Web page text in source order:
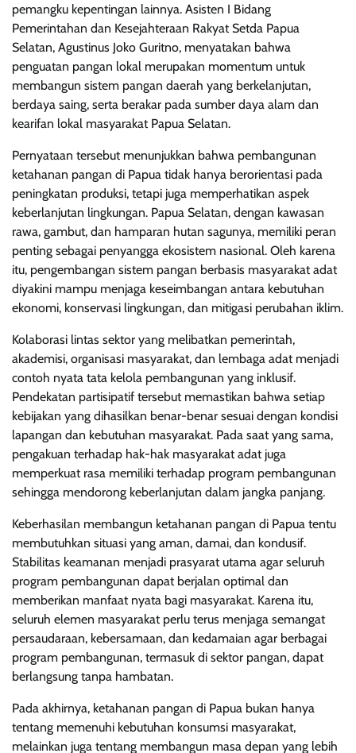
pemangku kepentingan lainnya. Asisten I Bidang
Pemerintahan dan Kesejahteraan Rakyat Setda Papua
Selatan, Agustinus Joko Guritno, menyatakan bahwa
penguatan pangan lokal merupakan momentum untuk
membangun sistem pangan daerah yang berkelanjutan,
berdaya saing, serta berakar pada sumber daya alam dan
kearifan lokal masyarakat Papua Selatan.
Pernyataan tersebut menunjukkan bahwa pembangunan
ketahanan pangan di Papua tidak hanya berorientasi pada
peningkatan produksi, tetapi juga memperhatikan aspek
keberlanjutan lingkungan. Papua Selatan, dengan kawasan
rawa, gambut, dan hamparan hutan sagunya, memiliki peran
penting sebagai penyangga ekosistem nasional. Oleh karena
itu, pengembangan sistem pangan berbasis masyarakat adat
diyakini mampu menjaga keseimbangan antara kebutuhan
ekonomi, konservasi lingkungan, dan mitigasi perubahan iklim.
Kolaborasi lintas sektor yang melibatkan pemerintah,
akademisi, organisasi masyarakat, dan lembaga adat menjadi
contoh nyata tata kelola pembangunan yang inklusif.
Pendekatan partisipatif tersebut memastikan bahwa setiap
kebijakan yang dihasilkan benar-benar sesuai dengan kondisi
lapangan dan kebutuhan masyarakat. Pada saat yang sama,
pengakuan terhadap hak-hak masyarakat adat juga
memperkuat rasa memiliki terhadap program pembangunan
sehingga mendorong keberlanjutan dalam jangka panjang.
Keberhasilan membangun ketahanan pangan di Papua tentu
membutuhkan situasi yang aman, damai, dan kondusif.
Stabilitas keamanan menjadi prasyarat utama agar seluruh
program pembangunan dapat berjalan optimal dan
memberikan manfaat nyata bagi masyarakat. Karena itu,
seluruh elemen masyarakat perlu terus menjaga semangat
persaudaraan, kebersamaan, dan kedamaian agar berbagai
program pembangunan, termasuk di sektor pangan, dapat
berlangsung tanpa hambatan.
Pada akhirnya, ketahanan pangan di Papua bukan hanya
tentang memenuhi kebutuhan konsumsi masyarakat,
melainkan juga tentang membangun masa depan yang lebih